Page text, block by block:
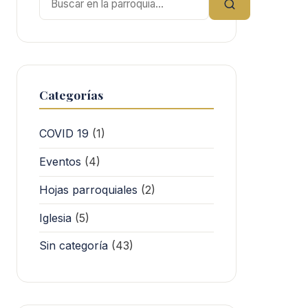
Categorías
COVID 19 (1)
Eventos (4)
Hojas parroquiales (2)
Iglesia (5)
Sin categoría (43)